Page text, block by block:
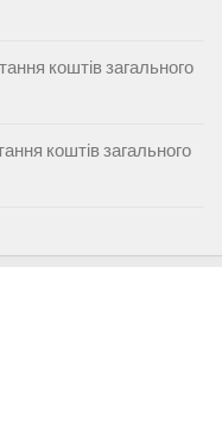
коштів загального
коштів загального